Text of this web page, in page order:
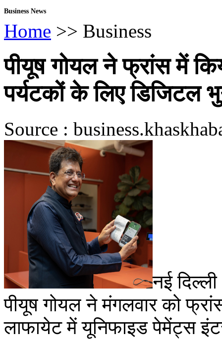
Business News
Home >> Business
पीयूष गोयल ने फ्रांस में
पर्यटकों के लिए
Source :
नई
पीयूष गोयल ने मंगलवार को
लाफायेट में यूनिफाइड पेमेंट्स